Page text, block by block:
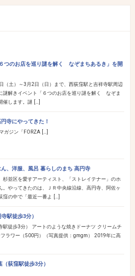
６つのお店を巡り謎を解く なぞまちあるき」を開
（土）～3月2日（日）まで、西荻窪駅と吉祥寺駅周辺
謎解きイベント「６つのお店を巡り謎を解く なぞま
催します。謎 […]
寺にやってきた！
ガジン「FORZA […]
、洋服、風呂 暮らしのまち 高円寺
杉並区を愛すアーティスト、「ストレイテナー」のホ
。やってきたのは、ＪＲ中央線沿線、高円寺、阿佐ヶ
窪の中で「最近一番よ […]
駅徒歩3分）
駅徒歩3分） アートのような焼きドーナツ クリームチ
フラワー（500円）（写真提供：gmgm） 2019年に高
荻窪駅徒歩3分）